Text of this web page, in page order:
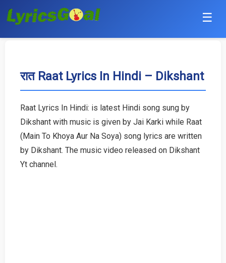
☰
Hindi
Haryanvi
English
Tamil
रात Raat Lyrics In Hindi – Dikshant
Raat Lyrics In Hindi: is latest Hindi song sung by
Dikshant with music is given by Jai Karki while Raat
(Main To Khoya Aur Na Soya) song lyrics are written
by Dikshant. The music video released on Dikshant
Yt channel.